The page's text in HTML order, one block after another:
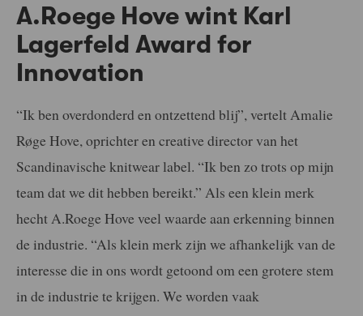
A.Roege Hove wint Karl
Lagerfeld Award for
Innovation
“Ik ben overdonderd en ontzettend blij”, vertelt Amalie
Røge Hove, oprichter en creative director van het
Scandinavische knitwear label. “Ik ben zo trots op mijn
team dat we dit hebben bereikt.” Als een klein merk
hecht A.Roege Hove veel waarde aan erkenning binnen
de industrie. “Als klein merk zijn we afhankelijk van de
interesse die in ons wordt getoond om een grotere stem
in de industrie te krijgen. We worden vaak